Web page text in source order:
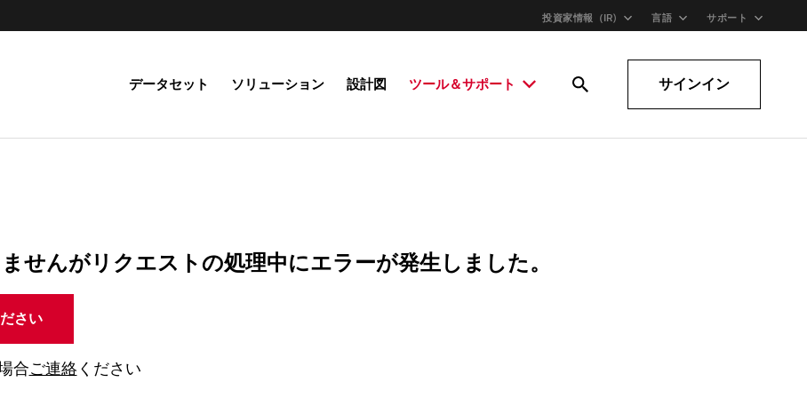
投資家情報（IR) 言語 サポート
データセット ソリューション 設計図 ツール＆サポート サインイン
せんがリクエストの処理中にエラーが発生しました。
さい
合ご連絡 ください